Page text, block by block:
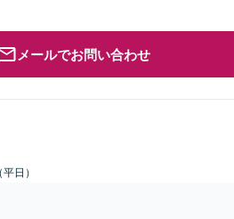
メールでお問い合わせ
日）